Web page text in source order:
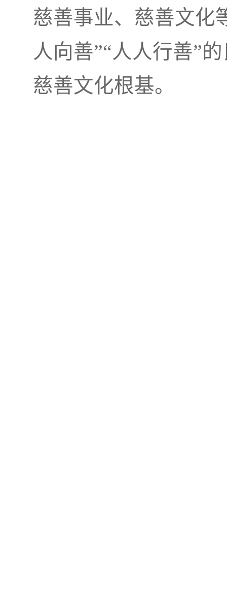
慈善事业、慈善文化
人向善”“人人行善”
慈善文化根基。